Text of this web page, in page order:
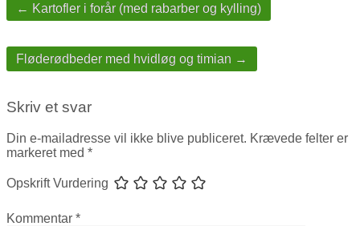
← Kartofler i forår (med rabarber og kylling)
Fløderødbeder med hvidløg og timian →
Skriv et svar
Din e-mailadresse vil ikke blive publiceret. Krævede felter er
markeret med *
Opskrift Vurdering
Kommentar *